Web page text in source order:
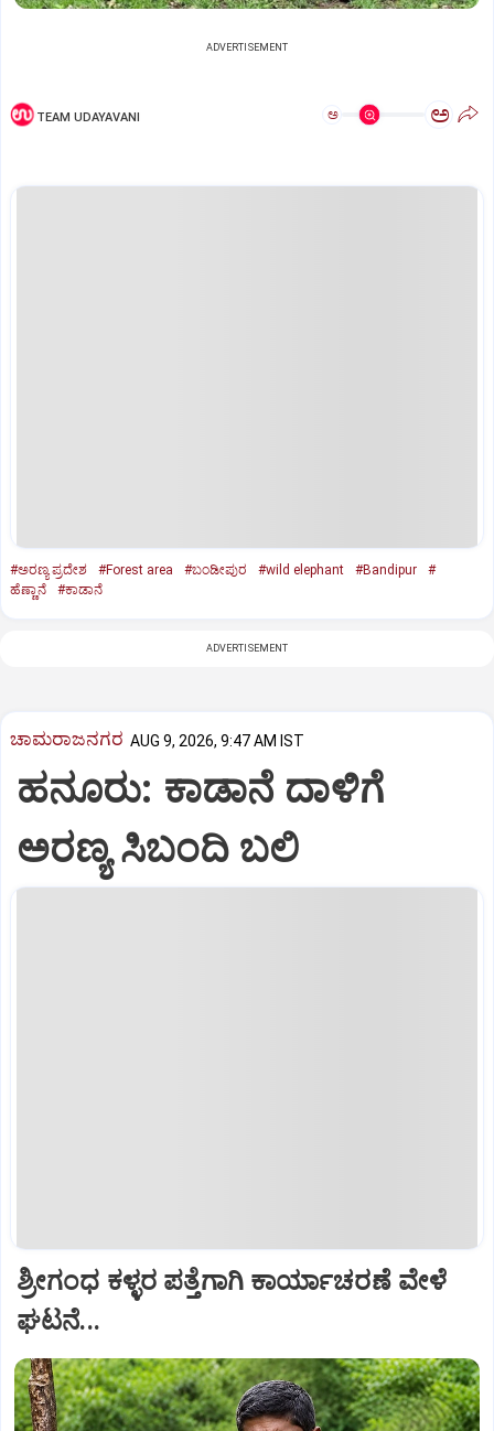
ADVERTISEMENT
TEAM UDAYAVANI ಅ ಅ
#ಅರಣ್ಯ ಪ್ರದೇಶ #Forest area #ಬಂಡೀಪುರ #wild elephant #Bandipur
#
ಹೆಣ್ಣಾನೆ
#ಕಾಡಾನೆ
ADVERTISEMENT
ಚಾಮರಾಜನಗರ AUG 9, 2026, 9:47 AM IST
ಹನೂರು: ಕಾಡಾನೆ ದಾಳಿಗೆ
ಅರಣ್ಯ ಸಿಬಂದಿ ಬಲಿ
ಶ್ರೀಗಂಧ ಕಳ್ಳರ ಪತ್ತೆಗಾಗಿ ಕಾರ್ಯಾಚರಣೆ ವೇಳೆ
ಘಟನೆ...